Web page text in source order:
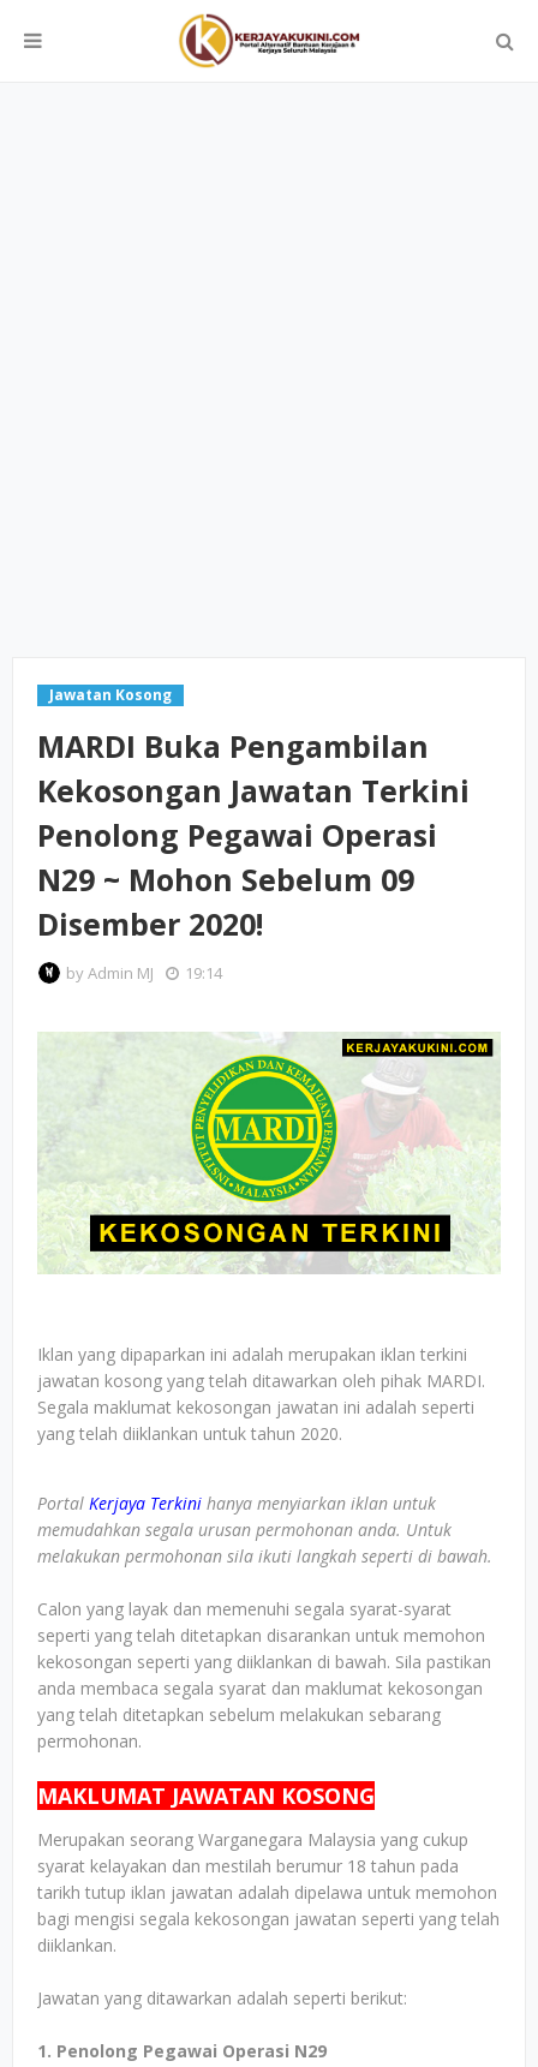
Jawatan Kosong
MARDI Buka Pengambilan
Kekosongan Jawatan Terkini
Penolong Pegawai Operasi
N29 ~ Mohon Sebelum 09
Disember 2020!
byAdmin MJ 19:14
Iklan yang dipaparkan ini adalah merupakan iklan terkini
jawatan kosong yang telah ditawarkan oleh pihak MARDI.
Segala maklumat kekosongan jawatan ini adalah seperti
yang telah diiklankan untuk tahun 2020.
Portal Kerjaya Terkini hanya menyiarkan iklan untuk
memudahkan segala urusan permohonan anda. Untuk
melakukan permohonan sila ikuti langkah seperti di bawah.
Calon yang layak dan memenuhi segala syarat-syarat
seperti yang telah ditetapkan disarankan untuk memohon
kekosongan seperti yang diiklankan di bawah. Sila pastikan
anda membaca segala syarat dan maklumat kekosongan
yang telah ditetapkan sebelum melakukan sebarang
permohonan.
MAKLUMAT JAWATAN KOSONG
Merupakan seorang Warganegara Malaysia yang cukup
syarat kelayakan dan mestilah berumur 18 tahun pada
tarikh tutup iklan jawatan adalah dipelawa untuk memohon
bagi mengisi segala kekosongan jawatan seperti yang telah
diiklankan.
Jawatan yang ditawarkan adalah seperti berikut:
1. Penolong Pegawai Operasi N29